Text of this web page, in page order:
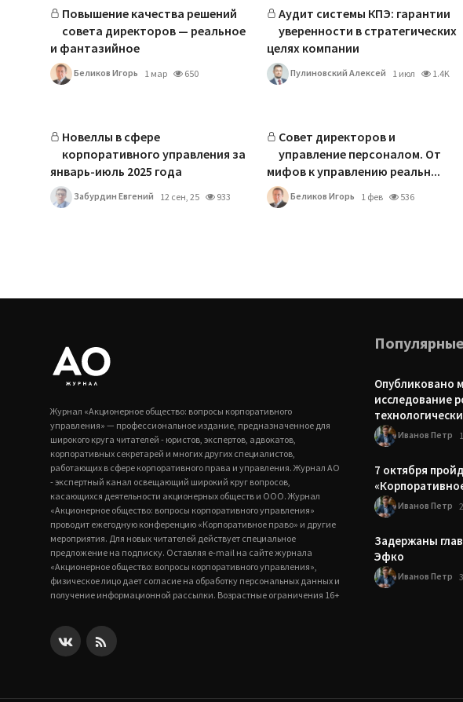
Повышение качества решений
совета директоров — реальное
и фантазийное
Беликов Игорь 1 мар 650
Аудит системы КПЭ: гарантии
уверенности в стратегических
целях компании
Пулиновский Алексей 1 июл 1.4K
Новеллы в сфере
корпоративного управления за
январь-июль 2025 года
Забурдин Евгений 12 сен, 25 933
Совет директоров и
управление персоналом. От
мифов к управлению реальн...
Беликов Игорь 1 фев 536
Журнал «Акционерное общество: вопросы корпоративного
управления» — профессиональное издание, предназначенное для
широкого круга читателей - юристов, экспертов, адвокатов,
корпоративных секретарей и многих других специалистов,
работающих в сфере корпоративного права и управления. Журнал АО
- экспертный канал освещающий широкий круг вопросов,
касающихся деятельности акционерных обществ и ООО. Журнал
«Акционерное общество: вопросы корпоративного управления»
проводит ежегодную конференцию «Корпоративное право» и другие
мероприятия. Для новых читателей действует специальное
предложение на подписку. Оставляя e-mail на сайте журнала
«Акционерное общество: вопросы корпоративного управления»,
физическое лицо дает согласие на обработку персональных данных и
получение информационной рассылки. Возрастные ограничения 16+
Опубликовано
исследование
Иванов Петр
7 октября
Иванов Петр
Задержаны
Эфко
Иванов Петр